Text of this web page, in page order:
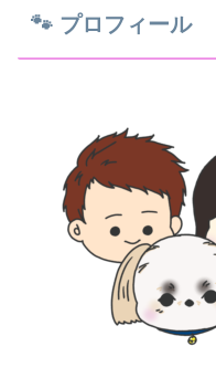
🐾 プロフィール